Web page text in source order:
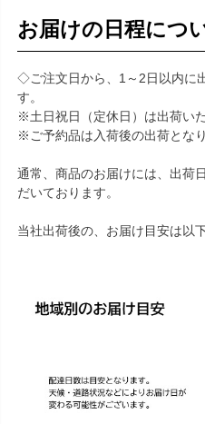
お届けの日程につ
◇ご注文日から、1～2日以内に
す。
※土日祝日（定休日）は出荷い
※ご予約品は入荷後の出荷となり
通常、商品のお届けには、出荷
だいております。
当社出荷後の、お届け目安は以